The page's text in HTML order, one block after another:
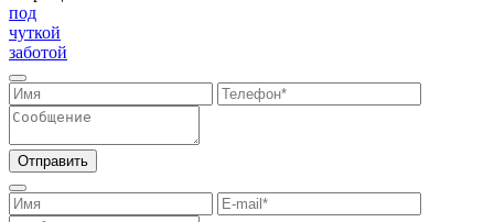
под
чуткой
заботой
Отправить